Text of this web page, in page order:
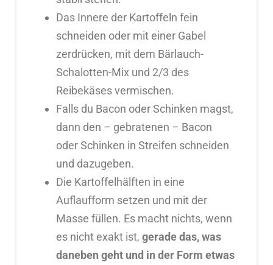
Das Innere der Kartoffeln fein
schneiden oder mit einer Gabel
zerdrücken, mit dem Bärlauch-
Schalotten-Mix und 2/3 des
Reibekäses vermischen.
Falls du Bacon oder Schinken magst,
dann den – gebratenen – Bacon
oder Schinken in Streifen schneiden
und dazugeben.
Die Kartoffelhälften in eine
Auflaufform setzen und mit der
Masse füllen. Es macht nichts, wenn
es nicht exakt ist, gerade das, was
daneben geht und in der Form etwas